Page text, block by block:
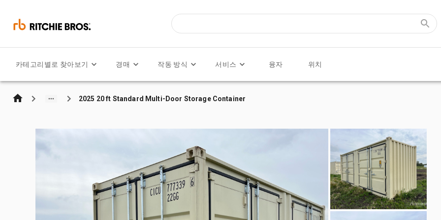
카테고리별로 찾아보기 경매 작동 방식 서비스 융자 위치
2025 20 ft Standard Multi-Door Storage Container